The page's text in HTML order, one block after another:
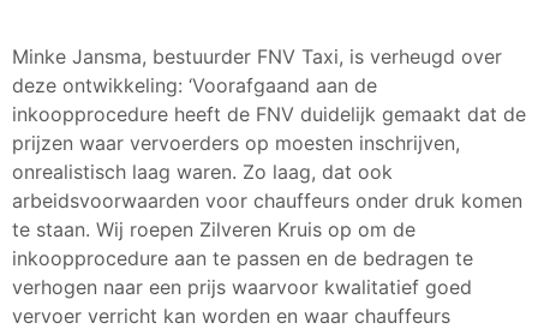
Minke Jansma, bestuurder FNV Taxi, is verheugd over
deze ontwikkeling: ‘Voorafgaand aan de
inkoopprocedure heeft de FNV duidelijk gemaakt dat de
prijzen waar vervoerders op moesten inschrijven,
onrealistisch laag waren. Zo laag, dat ook
arbeidsvoorwaarden voor chauffeurs onder druk komen
te staan. Wij roepen Zilveren Kruis op om de
inkoopprocedure aan te passen en de bedragen te
verhogen naar een prijs waarvoor kwalitatief goed
vervoer verricht kan worden en waar chauffeurs